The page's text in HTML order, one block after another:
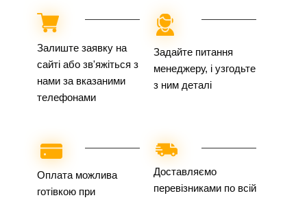
Залиште заявку на
сайті або зв'яжіться з
нами за вказаними
телефонами
Задайте питання
менеджеру, і узгодьте
з ним деталі
Оплата можлива
готівкою при
Доставляємо
перевізниками по всій